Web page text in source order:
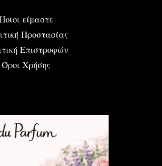
Ποιοι είμαστε
Προστασίας
Επιστροφών
Όροι Χρήσης